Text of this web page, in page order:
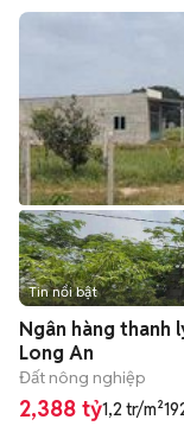
Tin nổi bật
Ngân hàng thanh
Long An
Đất nông nghiệp
2,388 tỷ1,2 tr/m²